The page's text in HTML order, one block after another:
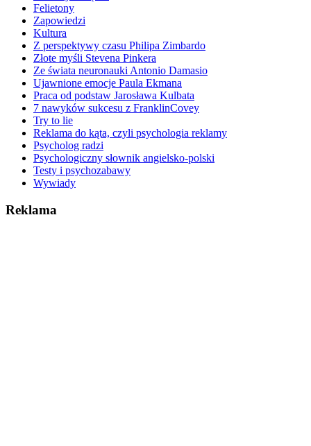
Felietony
Zapowiedzi
Kultura
Z perspektywy czasu Philipa Zimbardo
Złote myśli Stevena Pinkera
Ze świata neuronauki Antonio Damasio
Ujawnione emocje Paula Ekmana
Praca od podstaw Jarosława Kulbata
7 nawyków sukcesu z FranklinCovey
Try to lie
Reklama do kąta, czyli psychologia reklamy
Psycholog radzi
Psychologiczny słownik angielsko-polski
Testy i psychozabawy
Wywiady
Reklama